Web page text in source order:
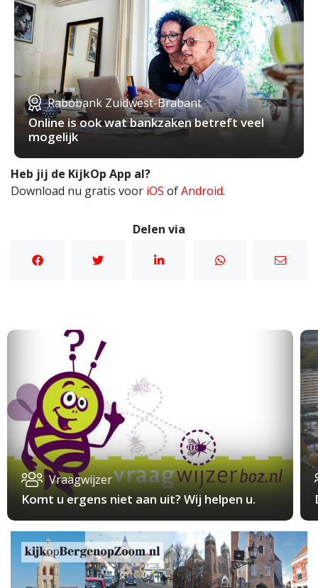
Rabobank Zuidwest-Brabant
Online is ook wat bankzaken betreft veel
mogelijk
Heb jij de KijkOp App al?
Download nu gratis voor iOS ofAndroid.
Delen via
Vraagwijzer
Komt u ergens niet aan uit? Wij helpen u.